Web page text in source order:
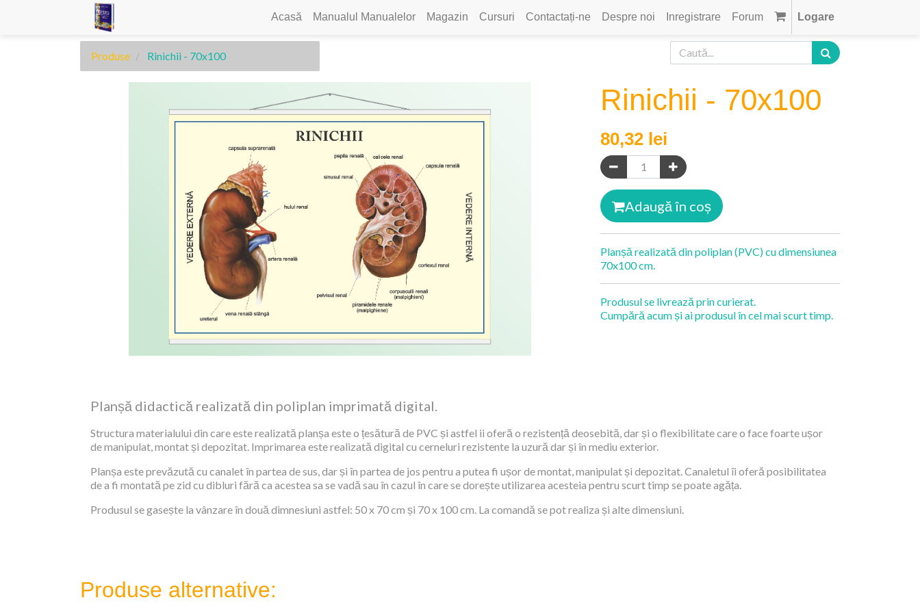
Acasă Manualul Manualelor Magazin Cursuri Contactați-ne Despre noi Inregistrare Forum Logare
Produse Rinichii - 70x100
Rinichii - 70x100
80,32 lei
Adaugă în coș
Planșă realizată din poliplan (PVC) cu dimensiunea
70x100 cm.
Produsul se livrează prin curierat.
Cumpără acum și ai produsul în cel mai scurt timp.
Planșă didactică realizată din poliplan imprimată digital.
Structura materialului din care este realizată planșa este o țesătură de PVC și astfel ii oferă o rezistență deosebită, dar și o flexibilitate care o face foarte ușor
de manipulat, montat și depozitat. Imprimarea este realizată digital cu cerneluri rezistente la uzură dar și în mediu exterior.
Planșa este prevăzută cu canalet în partea de sus, dar și în partea de jos pentru a putea fi ușor de montat, manipulat și depozitat. Canaletul îi oferă posibilitatea
de a fi montată pe zid cu dibluri fără ca acestea sa se vadă sau în cazul în care se dorește utilizarea acesteia pentru scurt timp se poate agăța.
Produsul se gasește la vânzare în două dimnesiuni astfel: 50 x 70 cm și 70 x 100 cm. La comandă se pot realiza și alte dimensiuni.
Produse alternative: